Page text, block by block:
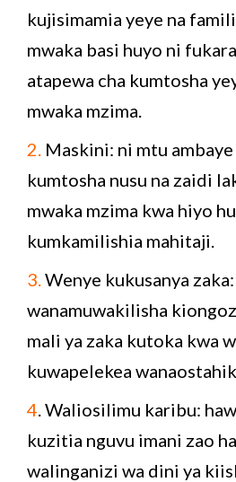
kujisimamia yeye na
mwaka basi huyo ni
atapewa cha kumtosha
mwaka mzima.
2. Maskini: ni mtu ambaye
kumtosha nusu na zaidi
mwaka mzima kwa hiyo
kumkamilishia mahitaji.
3. Wenye kukusanya
wanamuwakilisha
mali ya zaka kutoka kwa
kuwapelekea
4 . Waliosilimu karibu:
kuzitia nguvu imani zao
walinganizi wa dini ya